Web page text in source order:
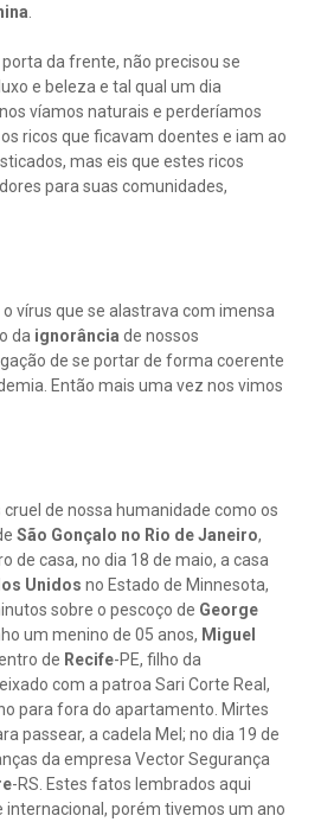
da frente, não precisou se
e beleza e tal qual um dia
víamos naturais e perderíamos
ricos que ficavam doentes e iam ao
mas eis que estes ricos
para suas comunidades,
vírus que se alastrava com imensa
da ignorância de nossos
de se portar de forma coerente
Então mais uma vez nos vimos
de nossa humanidade como os
São Gonçalo no Rio de Janeiro,
de casa, no dia 18 de maio, a casa
Unidos no Estado de Minnesota,
sobre o pescoço de George
um menino de 05 anos, Miguel
de Recife-PE, filho da
com a patroa Sari Corte Real,
para fora do apartamento. Mirtes
passear, a cadela Mel; no dia 19 de
da empresa Vector Segurança
-RS. Estes fatos lembrados aqui
porém tivemos um ano